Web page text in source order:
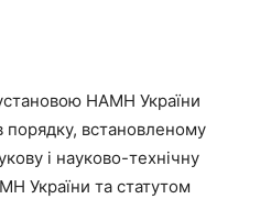
НАМН України
порядку, встановленому
і науково-технічну
України та статутом